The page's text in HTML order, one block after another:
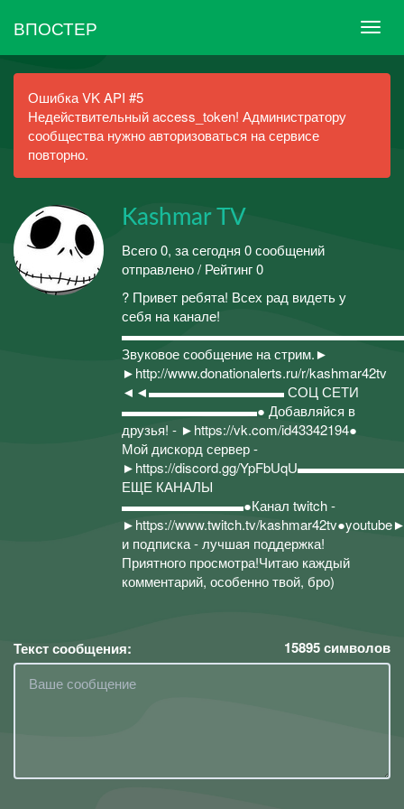
ВПОСТЕР
Ошибка VK API #5
Недействительный access_token! Администратору
сообщества нужно авторизоваться на сервисе
повторно.
Kashmar TV
Всего 0, за сегодня 0 сообщений
отправлено / Рейтинг 0
? Привет ребята! Всех рад видеть у
себя на канале!
Звуковое сообщение на стрим.►
►http://www.donationalerts.ru/r/kashmar42tv
◄◄▬▬▬▬▬▬▬▬▬▬ СОЦ СЕТИ
▬▬▬▬▬▬▬▬▬▬● Добавляйся в
друзья! - ►https://vk.com/id43342194●
Мой дискорд сервер -
►https://discord.gg/
ЕЩЕ КАНАЛЫ
▬▬▬▬▬▬▬▬▬●Канал twitch -
►https://www.twitch.tv/
и подписка - лучшая поддержка!
Приятного просмотра!Читаю каждый
комментарий, особенно твой, бро)
Текст сообщения: 15895символов